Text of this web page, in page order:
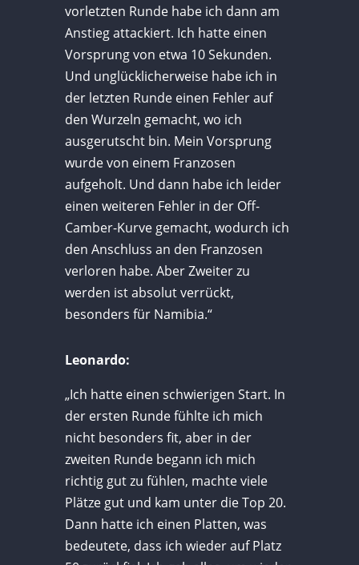
vorletzten Runde habe ich dann am
Anstieg attackiert. Ich hatte einen
Vorsprung von etwa 10 Sekunden.
Und unglücklicherweise habe ich in
der letzten Runde einen Fehler auf
den Wurzeln gemacht, wo ich
ausgerutscht bin. Mein Vorsprung
wurde von einem Franzosen
aufgeholt. Und dann habe ich leider
einen weiteren Fehler in der Off-
Camber-Kurve gemacht, wodurch ich
den Anschluss an den Franzosen
verloren habe. Aber Zweiter zu
werden ist absolut verrückt,
besonders für Namibia.“
Leonardo:
„Ich hatte einen schwierigen Start. In
der ersten Runde fühlte ich mich
nicht besonders fit, aber in der
zweiten Runde begann ich mich
richtig gut zu fühlen, machte viele
Plätze gut und kam unter die Top 20.
Dann hatte ich einen Platten, was
bedeutete, dass ich wieder auf Platz